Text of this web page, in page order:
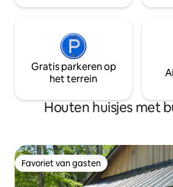
Gratis parkeren op
het terrein
Houten huisjes met
Favoriet van gasten
Favoriet van gasten